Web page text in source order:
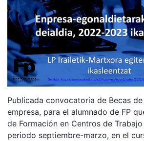
Publicada convocatoria de Becas
empresa, para el alumnado de FP
de Formación en Centros de
periodo septiembre-marzo, en el